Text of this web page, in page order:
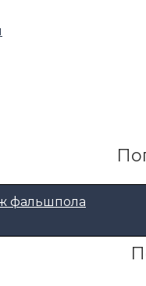
фальшпола